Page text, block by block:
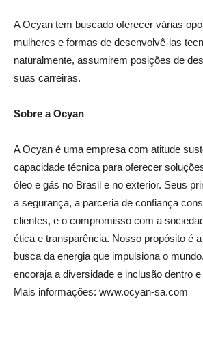
A Ocyan tem buscado oferecer várias
mulheres e formas de desenvolvê-las
naturalmente, assumirem posições de
suas carreiras.
Sobre a Ocyan
A Ocyan é uma empresa com atitude
capacidade técnica para oferecer
óleo e gás no Brasil e no exterior. Seus
a segurança, a parceria de confiança
clientes, e o compromisso com a
ética e transparência. Nosso propósito é
busca da energia que impulsiona o
encoraja a diversidade e inclusão dentro
Mais informações: www.ocyan-sa.com